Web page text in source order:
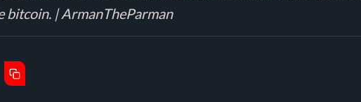
bitcoin. | ArmanTheParman